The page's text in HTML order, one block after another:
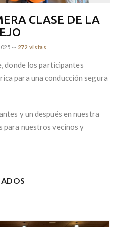
CLASE DE LA
-- 272 vistas
donde los participantes
para una conducción segura
y un después en nuestra
para nuestros vecinos y